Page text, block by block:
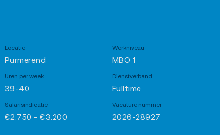
Locatie
Purmerend
Werkniveau
MBO 1
Uren per week
39-40
Dienstverband
Fulltime
Salarisindicatie
€2.750 - €3.200
Vacature nummer
2026-28927